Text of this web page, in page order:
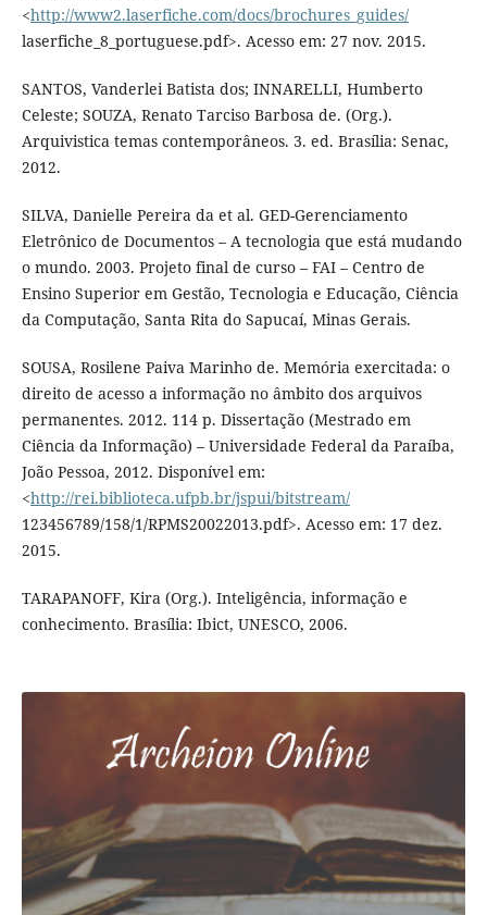
<http://www2.laserfiche.com/docs/brochures_guides/
laserfiche_8_portuguese.pdf>. Acesso em: 27 nov. 2015.
SANTOS, Vanderlei Batista dos; INNARELLI, Humberto
Celeste; SOUZA, Renato Tarciso Barbosa de. (Org.).
Arquivistica temas contemporâneos. 3. ed. Brasília: Senac,
2012.
SILVA, Danielle Pereira da et al. GED-Gerenciamento
Eletrônico de Documentos – A tecnologia que está mudando
o mundo. 2003. Projeto final de curso – FAI – Centro de
Ensino Superior em Gestão, Tecnologia e Educação, Ciência
da Computação, Santa Rita do Sapucaí, Minas Gerais.
SOUSA, Rosilene Paiva Marinho de. Memória exercitada: o
direito de acesso a informação no âmbito dos arquivos
permanentes. 2012. 114 p. Dissertação (Mestrado em
Ciência da Informação) – Universidade Federal da Paraíba,
João Pessoa, 2012. Disponível em:
<http://rei.biblioteca.ufpb.br/jspui/bitstream/
123456789/158/1/RPMS20022013.pdf>. Acesso em: 17 dez.
2015.
TARAPANOFF, Kira (Org.). Inteligência, informação e
conhecimento. Brasília: Ibict, UNESCO, 2006.